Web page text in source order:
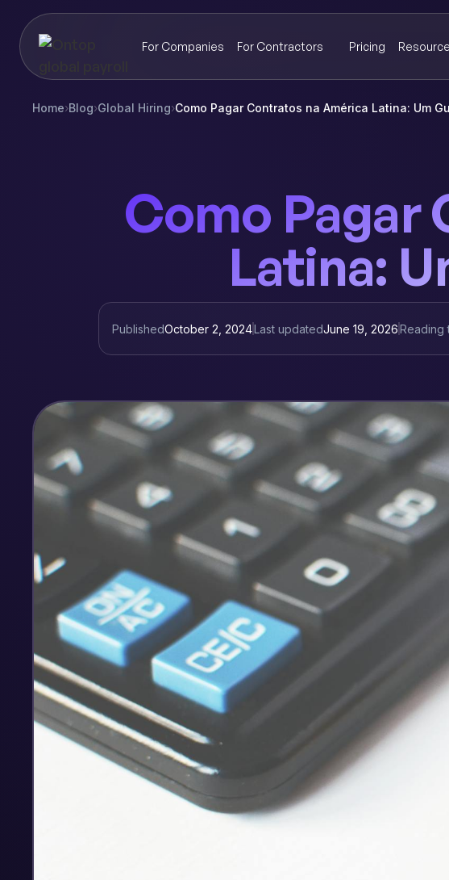
For Companies For Contractors Pricing
Home›Blog›Global Hiring›Como Pagar Contratos na América Latina: Um
Como Pagar
Latina:
PublishedOctober 2, 2024Last updatedJune 19, 2026Reading